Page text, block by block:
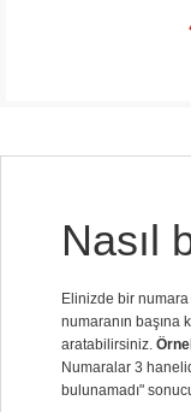
Nasıl
Elinizde bir numara
numaranın başına
aratabilirsiniz.
Numaralar 3
bulunamadı"